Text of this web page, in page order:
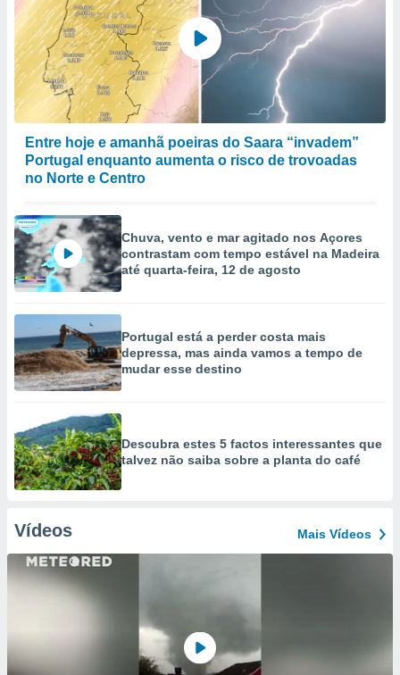
Entre hoje e amanhã poeiras do Saara “invadem”
Portugal enquanto aumenta o risco de trovoadas
no Norte e Centro
Chuva, vento e mar agitado nos Açores
contrastam com tempo estável na Madeira
até quarta-feira, 12 de agosto
Portugal está a perder costa mais
depressa, mas ainda vamos a tempo de
mudar esse destino
Descubra estes 5 factos interessantes que
talvez não saiba sobre a planta do café
Vídeos Mais Vídeos